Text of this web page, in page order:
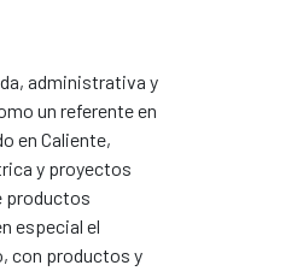
administrativa y
un referente en
en Caliente,
y proyectos
productos
especial el
con productos y